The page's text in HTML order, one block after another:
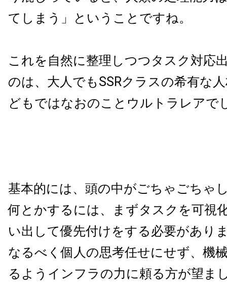
てしまう」ということですね。
これを自然に整理しつつタスク対応
のは、大人でもSSRクラスの希有な
どもではなおのことウルトラレアで
基本的には、頭の中がごちゃごちゃ
何とかするには、まずタスクを可視
い出して優先付けをする必要があり
なるべく個人の思考任せにせず、機
るようインフラの力に頼る方が望ま